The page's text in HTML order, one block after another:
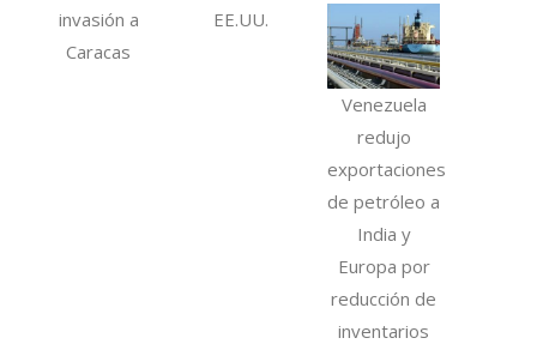
invasión a
Caracas
EE.UU.
Venezuela
redujo
exportaciones
de petróleo a
India y
Europa por
reducción de
inventarios